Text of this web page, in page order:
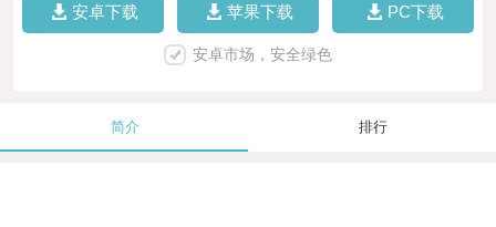
安卓下载 苹果下载 PC下载
安卓市场，安全绿色
简介 排行